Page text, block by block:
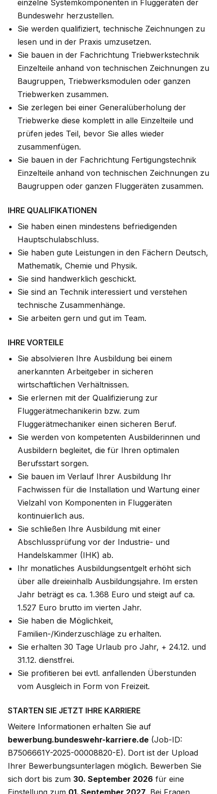
einzelne Systemkomponenten in Fluggeräten der
Bundeswehr herzustellen.
Sie werden qualifiziert, technische Zeichnungen zu
lesen und in der Praxis umzusetzen.
Sie bauen in der Fachrichtung Triebwerkstechnik
Einzelteile anhand von technischen Zeichnungen zu
Baugruppen, Triebwerksmodulen oder ganzen
Triebwerken zusammen.
Sie zerlegen bei einer Generalüberholung der
Triebwerke diese komplett in alle Einzelteile und
prüfen jedes Teil, bevor Sie alles wieder
zusammenfügen.
Sie bauen in der Fachrichtung Fertigungstechnik
Einzelteile anhand von technischen Zeichnungen zu
Baugruppen oder ganzen Fluggeräten zusammen.
IHRE QUALIFIKATIONEN
Sie haben einen mindestens befriedigenden
Hauptschulabschluss.
Sie haben gute Leistungen in den Fächern Deutsch,
Mathematik, Chemie und Physik.
Sie sind handwerklich geschickt.
Sie sind an Technik interessiert und verstehen
technische Zusammenhänge.
Sie arbeiten gern und gut im Team.
IHRE VORTEILE
Sie absolvieren Ihre Ausbildung bei einem
anerkannten Arbeitgeber in sicheren
wirtschaftlichen Verhältnissen.
Sie erlernen mit der Qualifizierung zur
Fluggerätmechanikerin bzw. zum
Fluggerätmechaniker einen sicheren Beruf.
Sie werden von kompetenten Ausbilderinnen und
Ausbildern begleitet, die für Ihren optimalen
Berufsstart sorgen.
Sie bauen im Verlauf Ihrer Ausbildung Ihr
Fachwissen für die Installation und Wartung einer
Vielzahl von Komponenten in Fluggeräten
kontinuierlich aus.
Sie schließen Ihre Ausbildung mit einer
Abschlussprüfung vor der Industrie- und
Handelskammer (IHK) ab.
Ihr monatliches Ausbildungsentgelt erhöht sich
über alle dreieinhalb Ausbildungsjahre. Im ersten
Jahr beträgt es ca. 1.368 Euro und steigt auf ca.
1.527 Euro brutto im vierten Jahr.
Sie haben die Möglichkeit,
Familien-/Kinderzuschläge zu erhalten.
Sie erhalten 30 Tage Urlaub pro Jahr, + 24.12. und
31.12. dienstfrei.
Sie profitieren bei evtl. anfallenden Überstunden
vom Ausgleich in Form von Freizeit.
STARTEN SIE JETZT IHRE KARRIERE
Weitere Informationen erhalten Sie auf
bewerbung.bundeswehr-karriere.de (Job-ID:
B7506661Y-2025-00008820-E). Dort ist der Upload
Ihrer Bewerbungsunterlagen möglich. Bewerben Sie
sich dort bis zum 30. September 2026 für eine
Einstellung zum 01. September 2027 . Bei Fragen